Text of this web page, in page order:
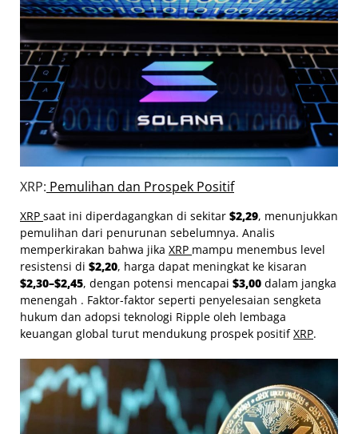
XRP: Pemulihan dan Prospek Positif
XRP saat ini diperdagangkan di sekitar $2,29, menunjukkan
pemulihan dari penurunan sebelumnya. Analis
memperkirakan bahwa jika XRP mampu menembus level
resistensi di $2,20, harga dapat meningkat ke kisaran
$2,30–$2,45, dengan potensi mencapai $3,00 dalam jangka
menengah . Faktor-faktor seperti penyelesaian sengketa
hukum dan adopsi teknologi Ripple oleh lembaga
keuangan global turut mendukung prospek positifXRP.